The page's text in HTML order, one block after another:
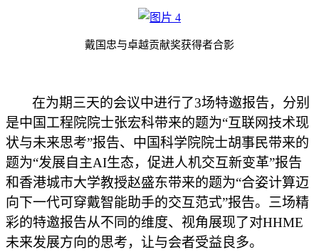
戴国忠与卓越贡献奖获得者合影
在为期三天的会议中进行了3场特邀报告， 分别
是中国工程院院士张宏科带来的题为“互联网技术现
状与未来思考”报告、中国科学院院士胡事民带来的
题为“发展自主AI生态，促进人机交互新变革”报告
和香港城市大学教授赵盛东带来的题为“合姿计算迈
向下一代可穿戴智能助手的交互范式”报告。三场精
彩的特邀报告从不同的维度、视角展现了对HHME
未来发展方向的思考，让与会者受益良多。